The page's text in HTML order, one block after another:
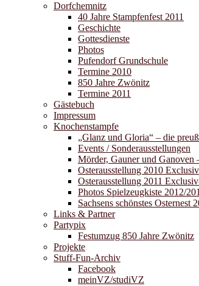
Dorfchemnitz
40 Jahre Stampfenfest 2011
Geschichte
Gottesdienste
Photos
Pufendorf Grundschule
Termine 2010
850 Jahre Zwönitz
Termine 2011
Gästebuch
Impressum
Knochenstampfe
„Glanz und Gloria“ – die
Events / Sonderausstellungen
Mörder, Gauner und Ganoven
Osterausstellung 2010
Osterausstellung 2011
Photos Spielzeugkiste 2012/
Sachsens schönstes
Links & Partner
Partypix
Festumzug 850 Jahre Zwönitz
Projekte
Stuff-Fun-Archiv
Facebook
meinVZ/studiVZ